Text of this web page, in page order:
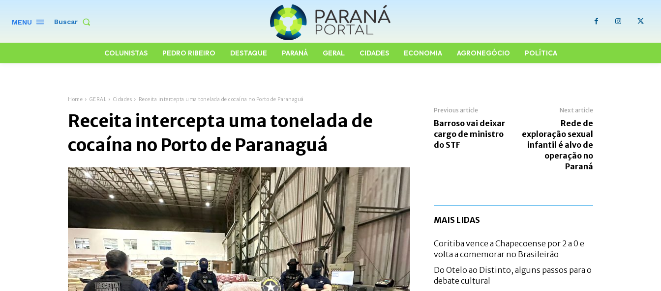
MENU Buscar
COLUNISTAS PEDRO RIBEIRO DESTAQUE PARANÁ GERAL CIDADES ECONOMIA AGRONEGÓCIO POLÍTICA
Home GERAL Cidades Receita intercepta uma tonelada de cocaína no Porto de Paranaguá
Receita intercepta uma tonelada de
cocaína no Porto de Paranaguá
Previous article
Barroso vai deixar
cargo de ministro
do STF
Next article
Rede de
exploração sexual
infantil é alvo de
operação no
Paraná
MAIS LIDAS
Coritiba vence a Chapecoense por 2 a 0 e
volta a comemorar no Brasileirão
Do Otelo ao Distinto, alguns passos para o
debate cultural